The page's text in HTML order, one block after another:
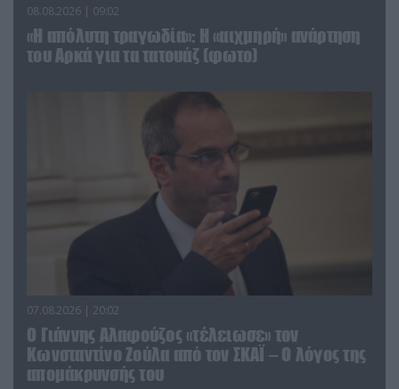
08.08.2026 | 09:02
«Η απόλυτη τραγωδία»: Η «αιχμηρή» ανάρτηση
του Αρκά για τα τατουάζ (φωτο)
07.08.2026 | 20:02
Ο Γιάννης Αλαφούζος «τέλειωσε» τον
Κωνσταντίνο Ζούλα από τον ΣΚΑΪ – Ο λόγος της
απομάκρυνσής του